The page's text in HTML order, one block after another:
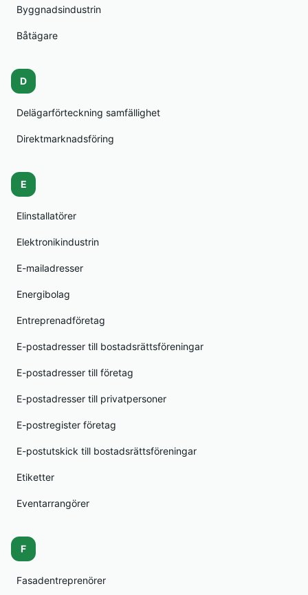
Byggnadsindustrin
Båtägare
D
Delägarförteckning samfällighet
Direktmarknadsföring
E
Elinstallatörer
Elektronikindustrin
E-mailadresser
Energibolag
Entreprenadföretag
E-postadresser till bostadsrättsföreningar
E-postadresser till företag
E-postadresser till privatpersoner
E-postregister företag
E-postutskick till bostadsrättsföreningar
Etiketter
Eventarrangörer
F
Fasadentreprenörer